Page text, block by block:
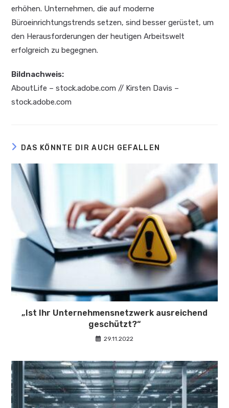
erhöhen. Unternehmen, die auf moderne
Büroeinrichtungstrends setzen, sind besser gerüstet, um
den Herausforderungen der heutigen Arbeitswelt
erfolgreich zu begegnen.
Bildnachweis:
AboutLife – stock.adobe.com // Kirsten Davis –
stock.adobe.com
DAS KÖNNTE DIR AUCH GEFALLEN
„Ist Ihr Unternehmensnetzwerk ausreichend
geschützt?“
29.11.2022